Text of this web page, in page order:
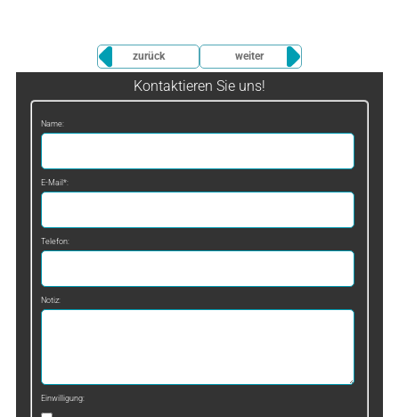
zurück weiter
Kontaktieren Sie uns!
Name:
E-Mail*:
Telefon:
Notiz:
Einwilligung: